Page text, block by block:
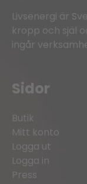
Livsenergi är
kropp och själ
ingår
Sidor
Butik
Mitt konto
Logga ut
Logga in
Press